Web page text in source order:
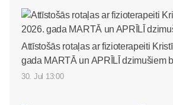
Attīstošās rotaļas ar fizioterapeiti
gada MARTĀ un APRĪLĪ dzimušiem
30. Jul 13:00